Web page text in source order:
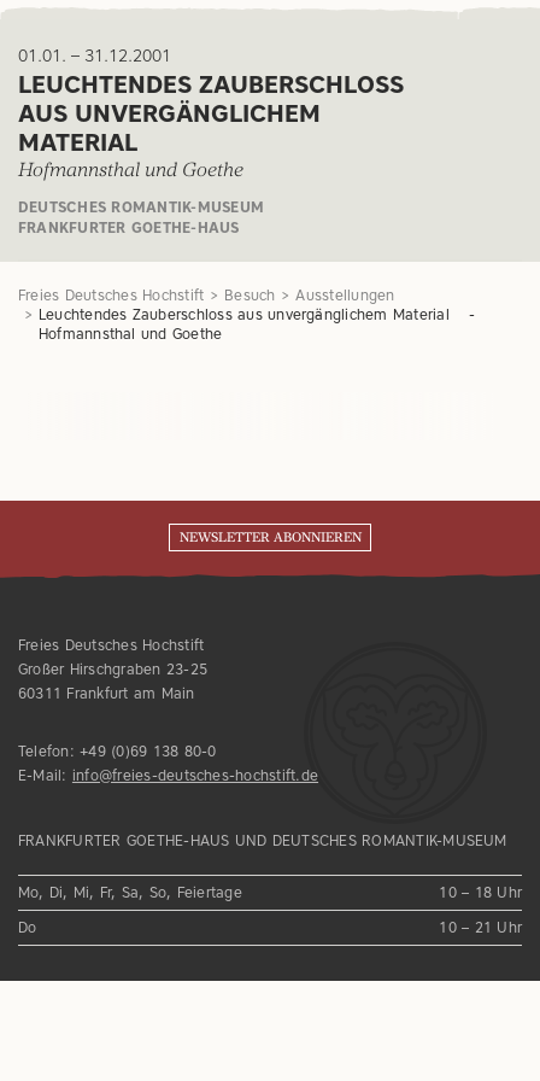
01.01. – 31.12.2001
LEUCHTENDES ZAUBERSCHLOSS
AUS UNVERGÄNGLICHEM
MATERIAL
Hofmannsthal und Goethe
DEUTSCHES ROMANTIK-MUSEUM
FRANKFURTER GOETHE-HAUS
Freies Deutsches Hochstift Besuch
Ausstellungen
Leuchtendes Zauberschloss aus unvergänglichem Material -
Hofmannsthal und Goethe
NEWSLETTER ABONNIEREN
Freies Deutsches Hochstift
Großer Hirschgraben 23-25
60311 Frankfurt am Main
Telefon:+49 (0)69 138 80-0
E-Mail: info@freies-deutsches-hochstift.de
FRANKFURTER GOETHE-HAUS UND DEUTSCHES ROMANTIK-MUSEUM
Mo, Di, Mi, Fr, Sa, So, Feiertage
10 – 18 Uhr
Do
10 – 21 Uhr